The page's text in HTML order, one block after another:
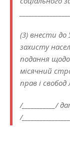
(3) внести до
захисту
подання
місячний
прав і
/___________/
/